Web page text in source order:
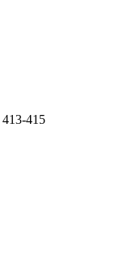
415